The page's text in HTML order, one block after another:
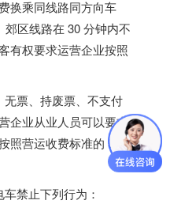
换乘同线路同方向车
区线路在 30 分钟内不
有权要求运营企业按照
票、持废票、不支付
企业从业人员可以要求
照营运收费标准的 5 倍
禁止下列行为：